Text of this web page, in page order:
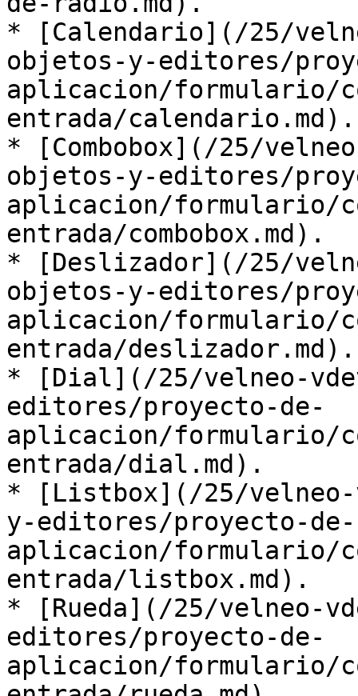
* [Calendario](/25/
objetos-y-editores/
aplicacion/formulario/
entrada/calendario.md).
* [Combobox](/25/
objetos-y-editores/
aplicacion/formulario/
entrada/combobox.md).
* [Deslizador](/25/
objetos-y-editores/
aplicacion/formulario/
entrada/deslizador.md).
* [Dial](/25/velneo-
editores/proyecto-de-
aplicacion/formulario/
entrada/dial.md).
* [Listbox](/25/velneo-
y-editores/proyecto-de-
aplicacion/formulario/
entrada/listbox.md).
* [Rueda](/25/velneo-
editores/proyecto-de-
aplicacion/formulario/